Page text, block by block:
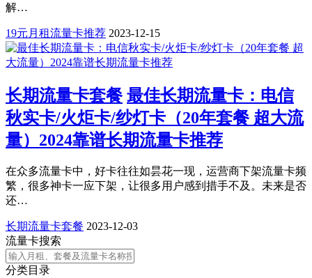
解…
19元月租流量卡推荐 2023-12-15
长期流量卡套餐 最佳长期流量卡：电信
秋实卡/火炬卡/纱灯卡（20年套餐 超大流
量）2024靠谱长期流量卡推荐
在众多流量卡中，好卡往往如昙花一现，运营商下架流量卡频
繁，很多神卡一应下架，让很多用户感到措手不及。未来是否
还…
长期流量卡套餐 2023-12-03
流量卡搜索
分类目录